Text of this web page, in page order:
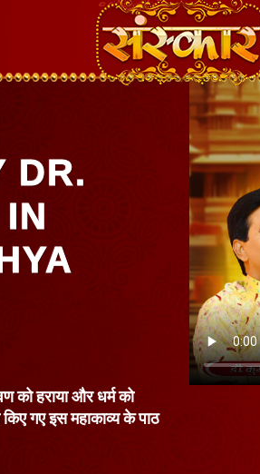
DR.
को हराया और धर्म को
किए गए इस महाकाव्य के पाठ